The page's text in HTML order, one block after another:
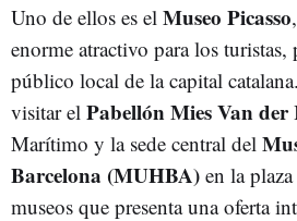
Uno de ellos es el Museo Picasso
enorme atractivo para los turistas,
público local de la capital
visitar el Pabellón Mies Van der
Marítimo y la sede central del
Barcelona (MUHBA) en la
museos que presenta una oferta